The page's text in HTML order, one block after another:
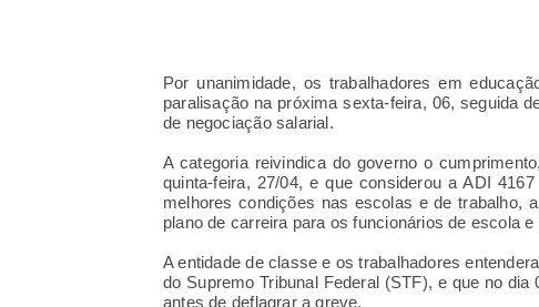
Por unanimidade, os trabalhadores em
paralisação na próxima sexta-feira, 06, seguida
de negociação salarial.
A categoria reivindica do governo o
quinta-feira, 27/04, e que considerou a ADI
melhores condições nas escolas e de trabalho,
plano de carreira para os funcionários de escola
A entidade de classe e os trabalhadores
do Supremo Tribunal Federal (STF), e que no
antes de deflagrar a greve.